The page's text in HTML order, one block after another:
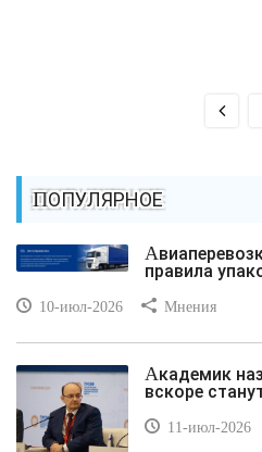
ПОПУЛЯРНОЕ
Авиаперевозка хрупких грузов:
правила
10-июл-2026 Мнения
Академик назвал болезни, которые
вскоре
11-июл-2026